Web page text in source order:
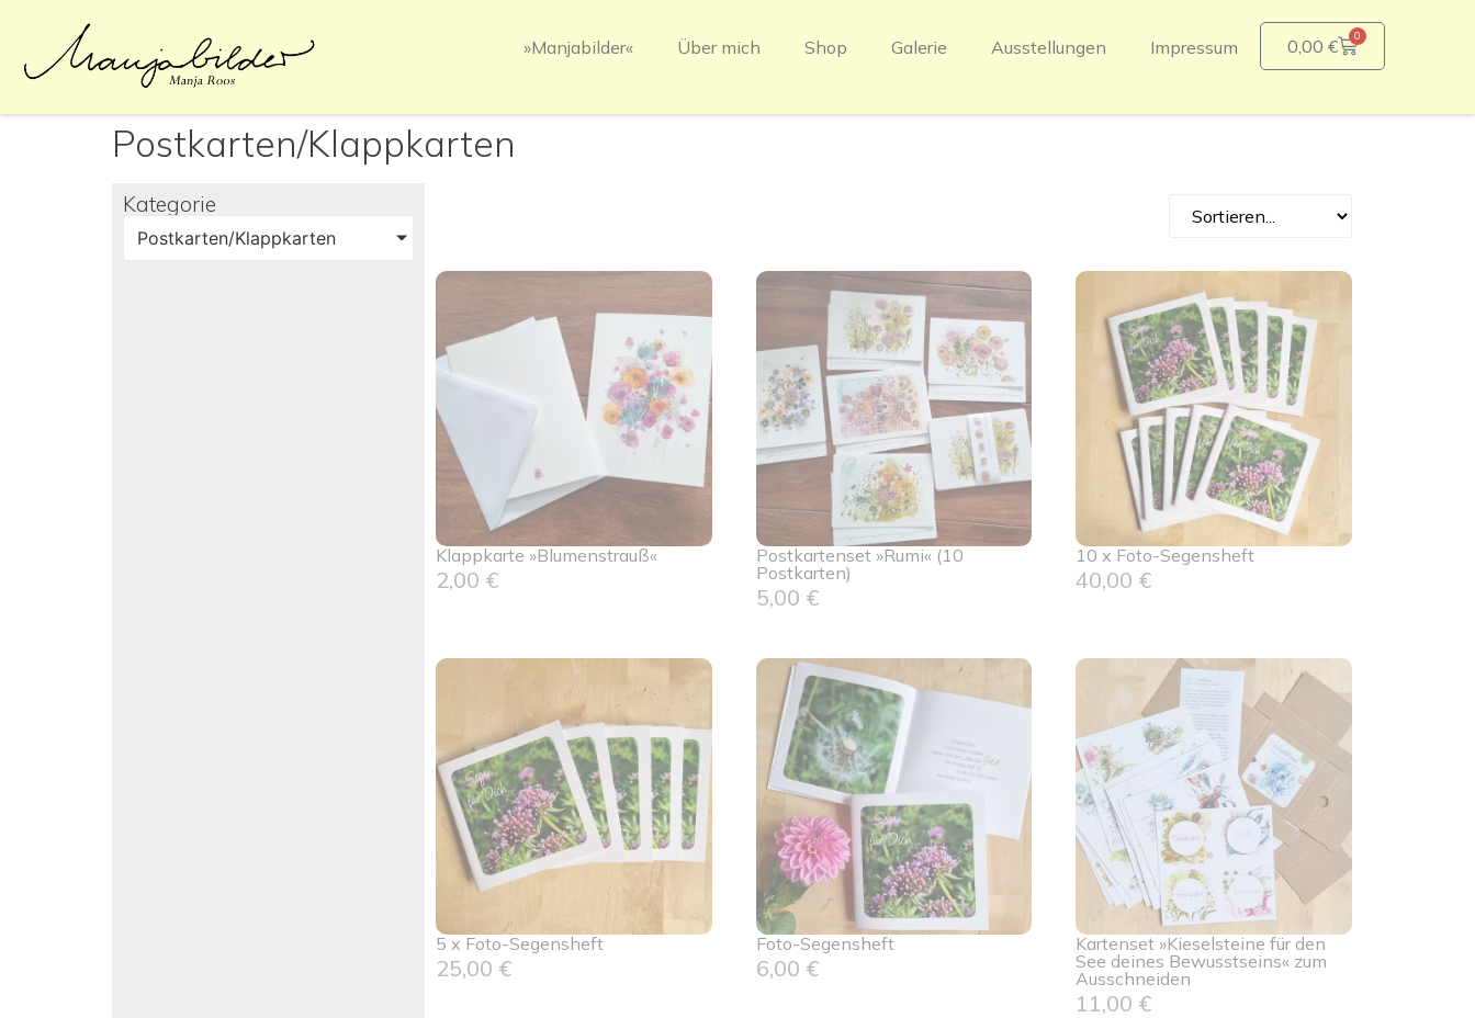
»Manjabilder« Über mich Shop Galerie Ausstellungen Impressum 0,00 € 0
Postkarten/Klappkarten
Kategorie
Postkarten/Klappkarten
Klappkarte »Blumenstrauß«
2,00 €
Postkartenset »Rumi« (10
Postkarten)
5,00 €
10 x Foto-Segensheft
40,00 €
5 x Foto-Segensheft
25,00 €
Foto-Segensheft
6,00 €
Kartenset »Kieselsteine für den
See deines Bewusstseins« zum
Ausschneiden
11,00 €